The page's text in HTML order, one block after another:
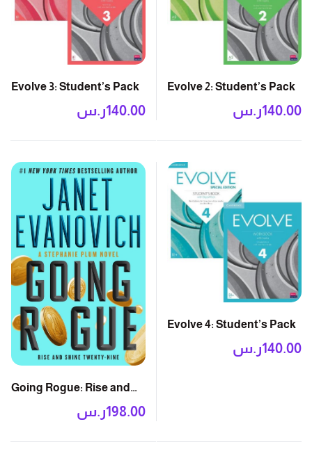
Evolve 2: Student’s Pack
ر.س140.00
Evolve 3: Student’s Pack
ر.س140.00
Evolve 4: Student’s Pack
ر.س140.00
Going Rogue: Rise and
Shine Twenty-Nine
ر.س198.00